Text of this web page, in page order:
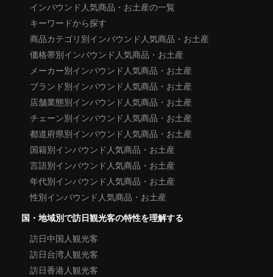
インバウンド人気商品・お土産の一覧
キーワードから探す
商品カテゴリ別インバウンド人気商品・お土産
価格帯別インバウンド人気商品・お土産
メーカー別インバウンド人気商品・お土産
ブランド別インバウンド人気商品・お土産
店舗業態別インバウンド人気商品・お土産
チェーン別インバウンド人気商品・お土産
都道府県別インバウンド人気商品・お土産
国籍別インバウンド人気商品・お土産
言語別インバウンド人気商品・お土産
年代別インバウンド人気商品・お土産
性別インバウンド人気商品・お土産
国・地域別で訪日観光客の特性を理解する
訪日中国人観光客
訪日台湾人観光客
訪日香港人観光客